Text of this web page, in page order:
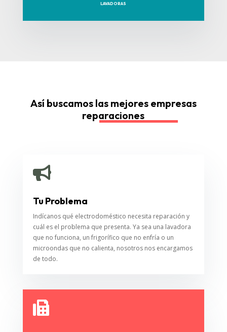
LAVADORAS
Así buscamos las mejores empresas
reparaciones

Tu Problema
Indícanos qué electrodoméstico necesita reparación y
cuál es el problema que presenta. Ya sea una lavadora
que no funciona, un frigorífico que no enfría o un
microondas que no calienta, nosotros nos encargamos
de todo.
